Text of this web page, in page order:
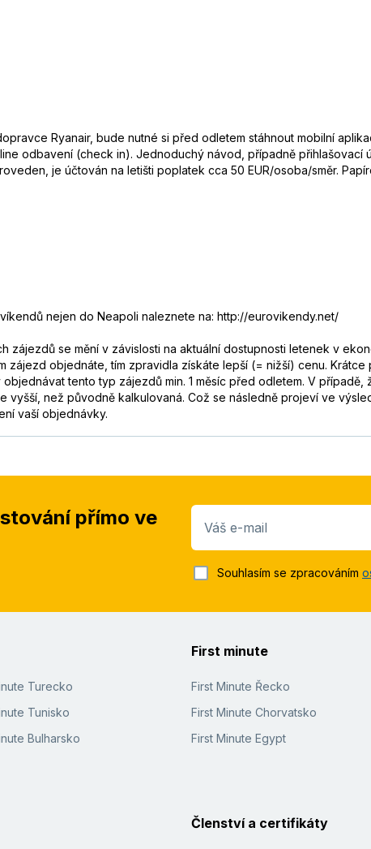
Ryanair, bude nutné si před odletem stáhnout mobilní
odbavení (check in). Jednoduchý návod, případně přihlašovací
je účtován na letišti poplatek cca 50 EUR/osoba/směr.
nejen do Neapoli naleznete na: http://eurovikendy.net/
se mění v závislosti na aktuální dostupnosti letenek v
zájezd objednáte, tím zpravidla získáte lepší (= nižší) cenu.
tento typ zájezdů min. 1 měsíc před odletem. V
vyšší, než původně kalkulovaná. Což se následně projeví ve
vaší objednávky.
přímo ve
Váš e-mail
Souhlasím se zpracováním
Turecko
Tunisko
Bulharsko
First minute
First Minute Řecko
First Minute Chorvatsko
First Minute Egypt
Členství a certifikáty